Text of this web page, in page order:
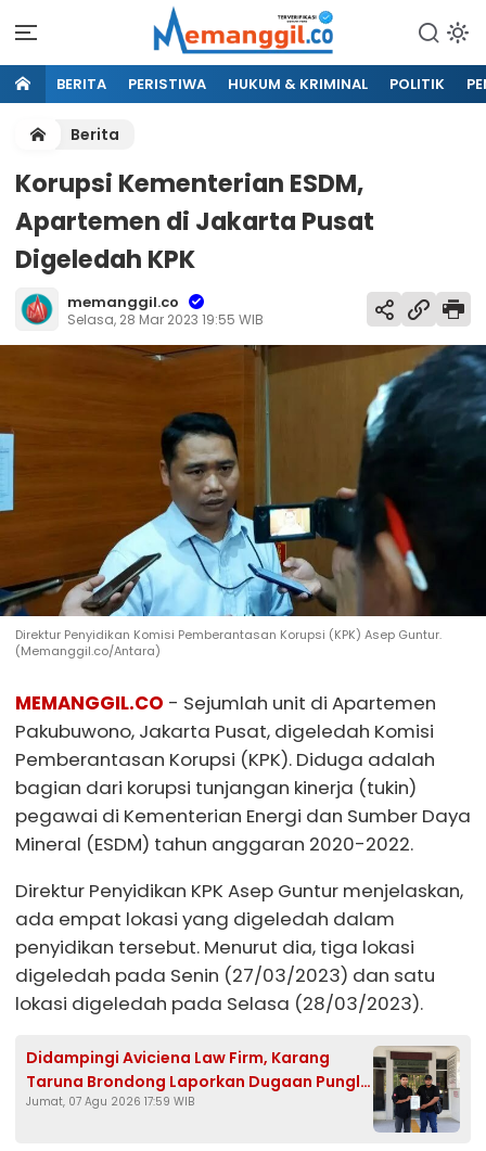
BERITA PERISTIWA HUKUM & KRIMINAL POLITIK
Berita
Korupsi Kementerian ESDM,
Apartemen di Jakarta Pusat
Digeledah KPK
memanggil.co
Selasa, 28 Mar 2023 19:55 WIB
Direktur Penyidikan Komisi Pemberantasan Korupsi (KPK) Asep Guntur.
(Memanggil.co/Antara)
MEMANGGIL.CO - Sejumlah unit di Apartemen
Pakubuwono, Jakarta Pusat, digeledah Komisi
Pemberantasan Korupsi (KPK). Diduga adalah
bagian dari korupsi tunjangan kinerja (tukin)
pegawai di Kementerian Energi dan Sumber Daya
Mineral (ESDM) tahun anggaran 2020-2022.
Direktur Penyidikan KPK Asep Guntur menjelaskan,
ada empat lokasi yang digeledah dalam
penyidikan tersebut. Menurut dia, tiga lokasi
digeledah pada Senin (27/03/2023) dan satu
lokasi digeledah pada Selasa (28/03/2023).
Didampingi Aviciena Law Firm, Karang
Taruna Brondong Laporkan Dugaan Pungli
Kades Brengkok ke Kejari Lamongan
Jumat, 07 Agu 2026 17:59 WIB